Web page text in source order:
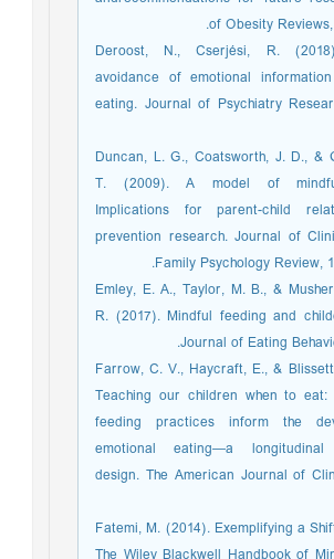
of Obesity
Deroost, N., Cserjési, R.
avoidance of emotional
eating. Journal of Psychiatry
Duncan, L. G., Coatsworth, J. D., &
T. (2009). A model of
Implications for parent-child
prevention research. Journal of
Family Psychology Review,
Emley, E. A., Taylor, M. B., &
R. (2017). Mindful feeding and
Journal of Eating
Farrow, C. V., Haycraft, E., &
Teaching our children when to
feeding practices inform the
emotional eating—a longitudinal
design. The American Journal of
Fatemi, M. (2014). Exemplifying a